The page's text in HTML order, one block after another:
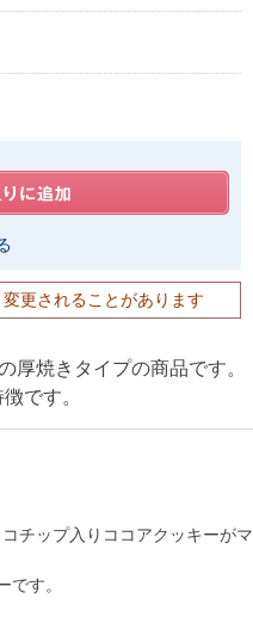
更されることがあります
厚焼きタイプの商品です。
です。
チップ入りココアクッキーがマ
です。